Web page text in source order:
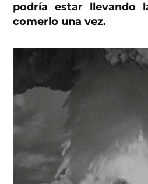
podría estar llevando
comerlo una vez.